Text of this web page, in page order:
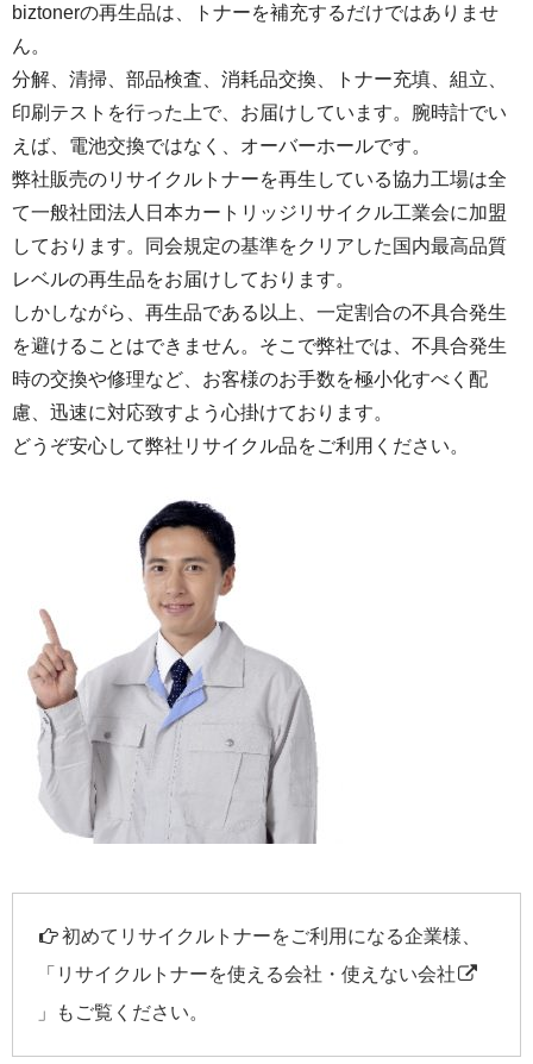
biztonerの再生品は、トナーを補充するだけではありませ
ん。
分解、清掃、部品検査、消耗品交換、トナー充填、組立、
印刷テストを行った上で、お届けしています。腕時計でい
えば、電池交換ではなく、オーバーホールです。
弊社販売のリサイクルトナーを再生している協力工場は全
て一般社団法人日本カートリッジリサイクル工業会に加盟
しております。同会規定の基準をクリアした国内最高品質
レベルの再生品をお届けしております。
しかしながら、再生品である以上、一定割合の不具合発生
を避けることはできません。そこで弊社では、不具合発生
時の交換や修理など、お客様のお手数を極小化すべく配
慮、迅速に対応致すよう心掛けております。
どうぞ安心して弊社リサイクル品をご利用ください。
初めてリサイクルトナーをご利用になる企業様、
「 リサイクルトナーを使える会社・使えない会社
」もご覧ください。